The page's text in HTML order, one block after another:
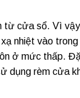
cửa sổ. Vì
nhiệt vào
ở mức thấp.
dụng rèm cửa